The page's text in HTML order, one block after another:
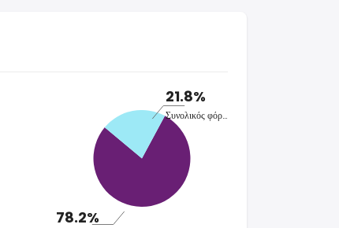
21.8%
Συνολικός φόρος
78.2%